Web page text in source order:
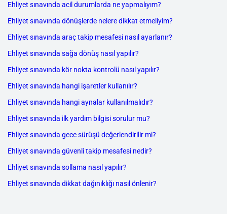
Ehliyet sınavında acil durumlarda ne yapmalıyım?
Ehliyet sınavında dönüşlerde nelere dikkat etmeliyim?
Ehliyet sınavında araç takip mesafesi nasıl ayarlanır?
Ehliyet sınavında sağa dönüş nasıl yapılır?
Ehliyet sınavında kör nokta kontrolü nasıl yapılır?
Ehliyet sınavında hangi işaretler kullanılır?
Ehliyet sınavında hangi aynalar kullanılmalıdır?
Ehliyet sınavında ilk yardım bilgisi sorulur mu?
Ehliyet sınavında gece sürüşü değerlendirilir mi?
Ehliyet sınavında güvenli takip mesafesi nedir?
Ehliyet sınavında sollama nasıl yapılır?
Ehliyet sınavında dikkat dağınıklığı nasıl önlenir?